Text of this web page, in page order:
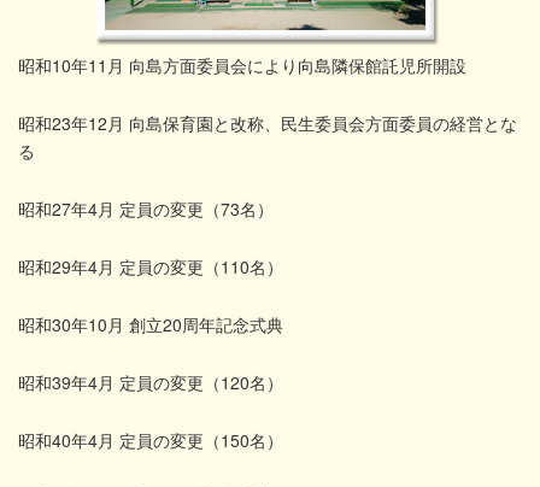
昭和10年11月 向島方面委員会により向島隣保館託児所開設
昭和23年12月 向島保育園と改称、民生委員会方面委員の経営とな
る
昭和27年4月 定員の変更（73名）
昭和29年4月 定員の変更（110名）
昭和30年10月 創立20周年記念式典
昭和39年4月 定員の変更（120名）
昭和40年4月 定員の変更（150名）